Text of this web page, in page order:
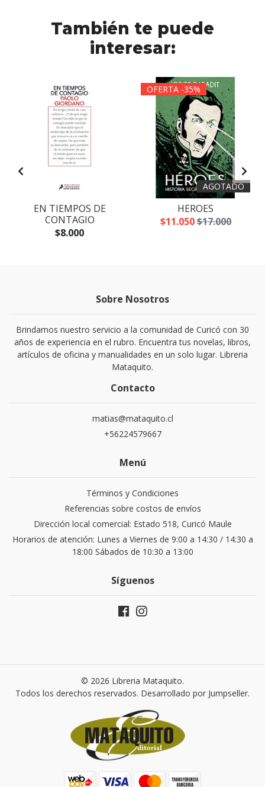
También te puede
interesar:
EN TIEMPOS DE
CONTAGIO
$8.000
OFERTA -35%
AGOTADO
HEROES
$11.050$17.000
Sobre Nosotros
Brindamos nuestro servicio a la comunidad de Curicó con 30
años de experiencia en el rubro. Encuentra tus novelas, libros,
artículos de oficina y manualidades en un solo lugar. Libreria
Mataquito.
Contacto
matias@mataquito.cl
+56224579667
Menú
Términos y Condiciones
Referencias sobre costos de envíos
Dirección local comercial: Estado 518, Curicó Maule
Horarios de atención: Lunes a Viernes de 9:00 a 14:30 / 14:30 a
18:00 Sábados de 10:30 a 13:00
Síguenos
© 2026 Libreria Mataquito.
Todos los derechos reservados. Desarrollado por Jumpseller.